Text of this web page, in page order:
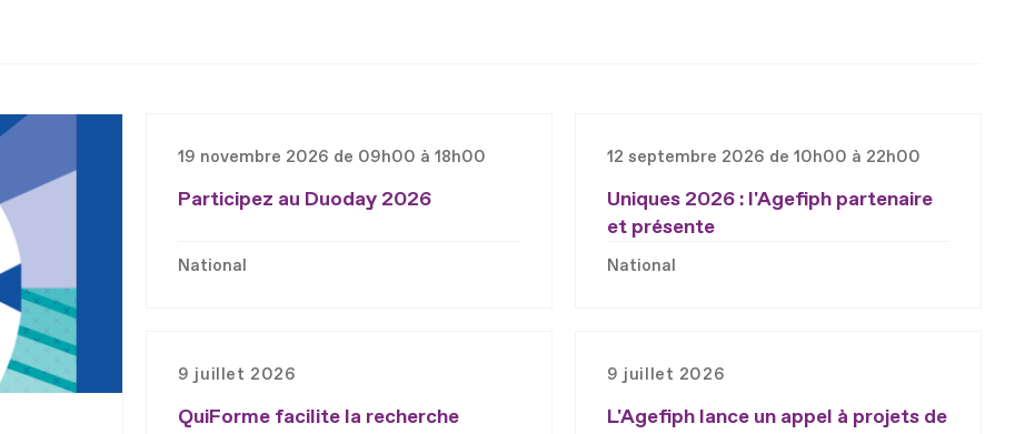
19 novembre 2026 de 09h00 à 18h00
Participez au Duoday 2026
National
12 septembre 2026 de 10h00 à 22h00
Uniques 2026 : l'Agefiph partenaire
et présente
National
9 juillet 2026
QuiForme facilite la recherche
9 juillet 2026
L'Agefiph lance un appel à projets de